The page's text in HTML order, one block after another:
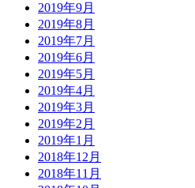
2019年9月
2019年8月
2019年7月
2019年6月
2019年5月
2019年4月
2019年3月
2019年2月
2019年1月
2018年12月
2018年11月